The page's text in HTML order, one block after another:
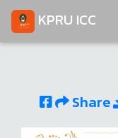
KPRU ICC
Share